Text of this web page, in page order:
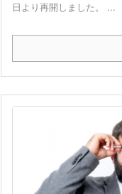
日より再開しました。 ...